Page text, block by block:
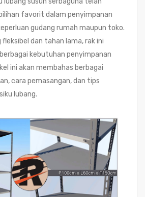
favorit dalam penyimpanan
gudang rumah maupun toko.
fleksibel dan tahan lama, rak ini
kebutuhan penyimpanan
ini akan membahas berbagai
cara pemasangan, dan tips
lubang.